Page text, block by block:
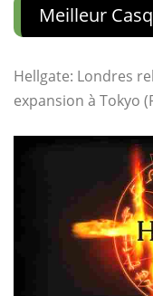
Meilleur
Hellgate: Londres
expansion à Tokyo